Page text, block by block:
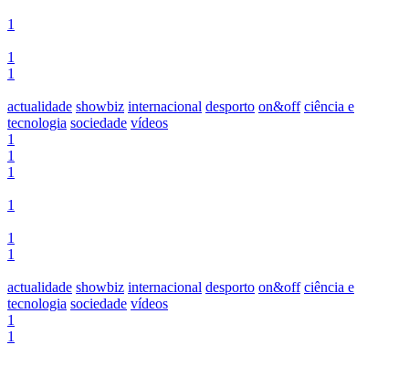
1
1
1
actualidade showbiz internacional desporto on&off ciência e
tecnologia sociedade vídeos
1
1
1
1
1
1
actualidade showbiz internacional desporto on&off ciência e
tecnologia sociedade vídeos
1
1